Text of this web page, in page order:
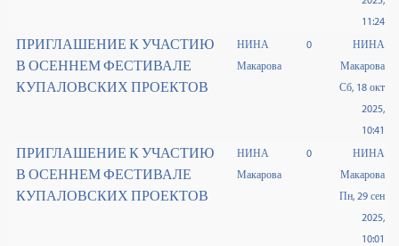
11:24
ПРИГЛАШЕНИЕ К УЧАСТИЮ
В ОСЕННЕМ ФЕСТИВАЛЕ
КУПАЛОВСКИХ ПРОЕКТОВ
НИНА
Макарова
0
НИНА
Макарова
Сб, 18 окт
2025,
10:41
ПРИГЛАШЕНИЕ К УЧАСТИЮ
В ОСЕННЕМ ФЕСТИВАЛЕ
КУПАЛОВСКИХ ПРОЕКТОВ
НИНА
Макарова
0
НИНА
Макарова
Пн, 29 сен
2025,
10:01